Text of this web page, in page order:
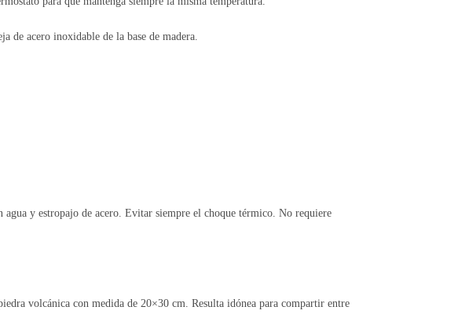
de acero inoxidable de la base de madera.
y estropajo de acero. Evitar siempre el choque térmico. No requiere
volcánica con medida de 20×30 cm. Resulta idónea para compartir entre